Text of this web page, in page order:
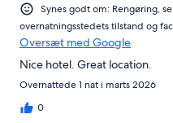
Synes godt om: Rengøring,
overnatningsstedets tilstand og
Oversæt med Google
Nice hotel. Great location.
Overnattede 1 nat i marts 2026
0